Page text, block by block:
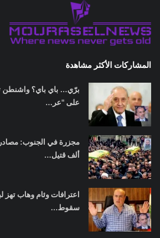
المشاركات الأكثر مشاهدة
برّي... باي باي؟
على "عر...
ألف قتيل...
اعترافات وئام وهاب تهز
سقوط...